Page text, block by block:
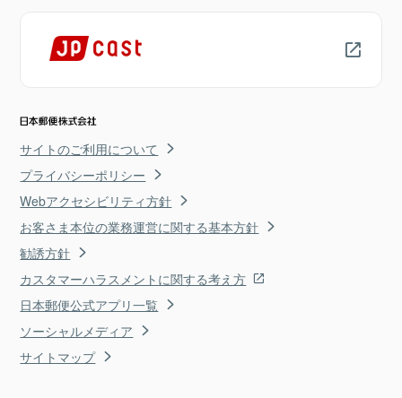
サイトのご利用について
プライバシーポリシー
Webアクセシビリティ方針
お客さま本位の業務運営に関する基本方針
勧誘方針
カスタマーハラスメントに関する考え方
日本郵便公式アプリ一覧
ソーシャルメディア
サイトマップ